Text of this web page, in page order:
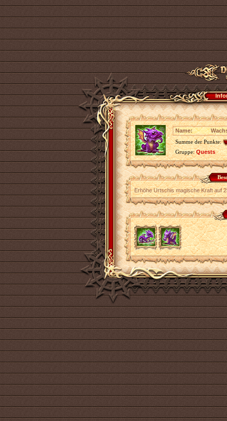
Name:
Summe der Punkte:
Gruppe:Quests
Erhöhe Urtschis magische Kraft auf